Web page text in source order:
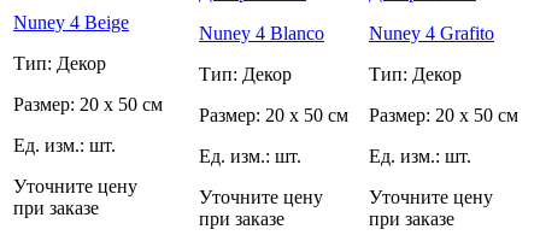
Nuney 4 Beige
Тип: Декор
Размер: 20 x 50 см
Ед. изм.: шт.
Уточните цену
при заказе
Nuney 4 Blanco
Тип: Декор
Размер: 20 x 50 см
Ед. изм.: шт.
Уточните цену
при заказе
Nuney 4 Grafito
Тип: Декор
Размер: 20 x 50 см
Ед. изм.: шт.
Уточните цену
при заказе